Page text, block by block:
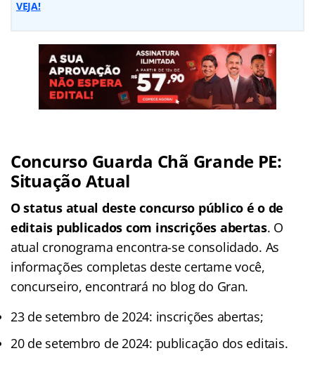
VEJA!
Concurso Guarda Chã Grande PE:
Situação Atual
O status atual deste concurso público é o de
editais publicados com inscrições abertas. O
atual cronograma encontra-se consolidado. As
informações completas deste certame você,
concurseiro, encontrará no blog do Gran.
23 de setembro de 2024: inscrições abertas;
20 de setembro de 2024: publicação dos editais.